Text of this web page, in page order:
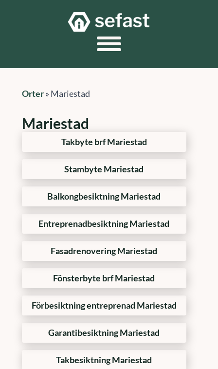
Orter» Mariestad
Mariestad
Takbyte brf Mariestad
Stambyte Mariestad
Balkongbesiktning Mariestad
Entreprenadbesiktning Mariestad
Fasadrenovering Mariestad
Fönsterbyte brf Mariestad
Förbesiktning entreprenad Mariestad
Garantibesiktning Mariestad
Takbesiktning Mariestad